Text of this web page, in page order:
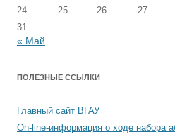
24
25 26 27
31
« Май
ПОЛЕЗНЫЕ ССЫЛКИ
Главный сайт ВГАУ
On-line-информация о ходе набора